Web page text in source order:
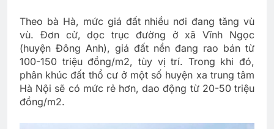
Theo bà Hà, mức giá đất nhiều nơi đang tăng vù
vù. Đơn cử, dọc trục đường ở xã Vĩnh Ngọc
(huyện Đông Anh), giá đất nền đang rao bán từ
100-150 triệu đồng/m2, tùy vị trí. Trong khi đó,
phân khúc đất thổ cư ở một số huyện xa trung tâm
Hà Nội sẽ có mức rẻ hơn, dao động từ 20-50 triệu
đồng/m2.